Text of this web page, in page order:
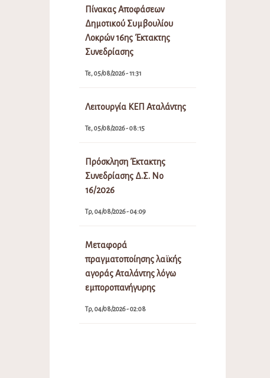
Πίνακας Αποφάσεων
Δημοτικού Συμβουλίου
Λοκρών 16ης Έκτακτης
Συνεδρίασης
Τε, 05/08/2026 - 11:31
Λειτουργία ΚΕΠ Αταλάντης
Τε, 05/08/2026 - 08:15
Πρόσκληση Έκτακτης
Συνεδρίασης Δ.Σ. Νο
16/2026
Τρ, 04/08/2026 - 04:09
Μεταφορά
πραγματοποίησης λαϊκής
αγοράς Αταλάντης λόγω
εμποροπανήγυρης
Τρ, 04/08/2026 - 02:08